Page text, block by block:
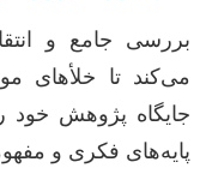
بررسی جامع و
می‌کند تا خلأهای
جایگاه پژوهش
پایه‌های فکری و